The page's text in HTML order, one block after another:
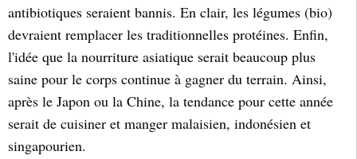
antibiotiques seraient bannis. En clair, les légumes (bio)
devraient remplacer les traditionnelles protéines. Enfin,
l'idée que la nourriture asiatique serait beaucoup plus
saine pour le corps continue à gagner du terrain. Ainsi,
après le Japon ou la Chine, la tendance pour cette année
serait de cuisiner et manger malaisien, indonésien et
singapourien.